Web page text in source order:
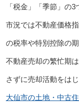
「税金」「季節」の3
市況では不動産価格
の税率や特別控除の
不動産売却の繁忙期
さずに売却活動をは
大仙市の土地・中古